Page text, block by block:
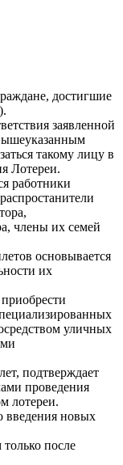
достигшие
заявленной
такому лицу в
Лотереи.
работники
члены их семей
основывается
их
уличных
подтверждает
проведения
лотереи.
введения новых
после